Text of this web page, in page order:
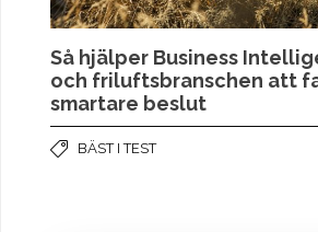
Så hjälper Business
och friluftsbranschen att
smartare beslut
BÄST I TEST